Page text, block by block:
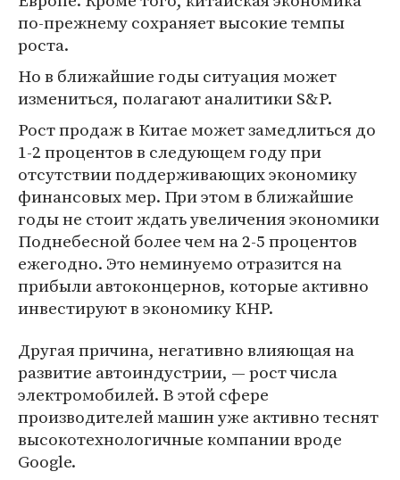
по-прежнему сохраняет высокие темпы
роста.
Но в ближайшие годы ситуация может
измениться, полагают аналитики S&P.
Рост продаж в Китае может замедлиться до
1-2 процентов в следующем году при
отсутствии поддерживающих экономику
финансовых мер. При этом в ближайшие
годы не стоит ждать увеличения экономики
Поднебесной более чем на 2-5 процентов
ежегодно. Это неминуемо отразится на
прибыли автоконцернов, которые активно
инвестируют в экономику КНР.
Другая причина, негативно влияющая на
развитие автоиндустрии, — рост числа
электромобилей. В этой сфере
производителей машин уже активно теснят
высокотехнологичные компании вроде
Google.